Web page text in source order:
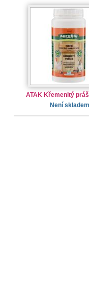
ATAK Křemenitý
Není skladem